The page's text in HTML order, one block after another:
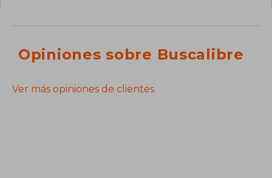
Opiniones sobre Buscalibre
Ver más opiniones de clientes